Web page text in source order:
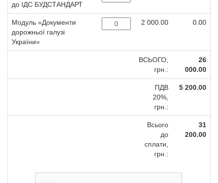
до ІДС БУДСТАНДАРТ
Модуль «Документи
дорожньої галузі
України»
2 000.00 0.00
ВСЬОГО,
грн.:
26
000.00
ПДВ
20%,
грн.:
5 200.00
Всього
до
сплати,
грн.:
31
200.00